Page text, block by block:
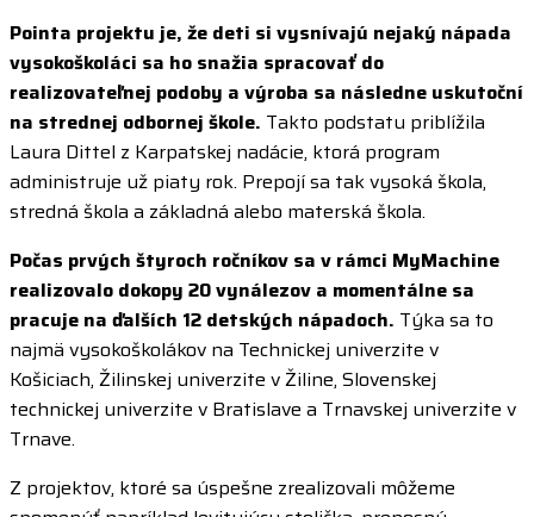
Pointa projektu je, že deti si vysnívajú nejaký nápada
vysokoškoláci sa ho snažia spracovať do
realizovateľnej podoby a výroba sa následne uskutoční
na strednej odbornej škole. Takto podstatu priblížila
Laura Dittel z Karpatskej nadácie, ktorá program
administruje už piaty rok. Prepojí sa tak vysoká škola,
stredná škola a základná alebo materská škola.
Počas prvých štyroch ročníkov sa v rámci MyMachine
realizovalo dokopy 20 vynálezov a momentálne sa
pracuje na ďalších 12 detských nápadoch. Týka sa to
najmä vysokoškolákov na Technickej univerzite v
Košiciach, Žilinskej univerzite v Žiline, Slovenskej
technickej univerzite v Bratislave a Trnavskej univerzite v
Trnave.
Z projektov, ktoré sa úspešne zrealizovali môžeme